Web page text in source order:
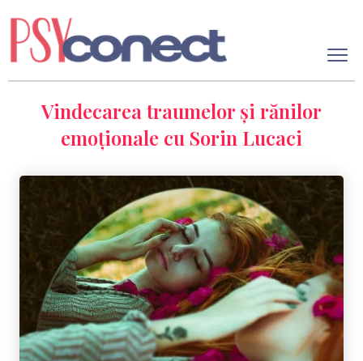
Vindecarea traumelor şi rănilor
emoţionale cu Sorin Lucaci